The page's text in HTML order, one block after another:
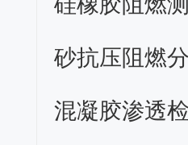
砂抗压阻燃
混凝胶渗透